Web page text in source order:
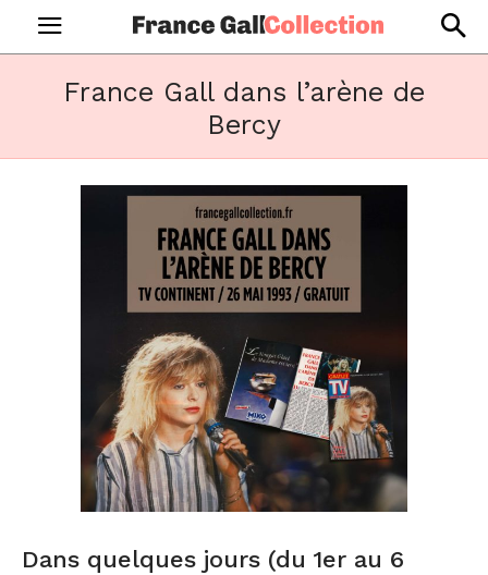
France Gall dans l’arène de
Bercy
Dans quelques jours (du 1er au 6